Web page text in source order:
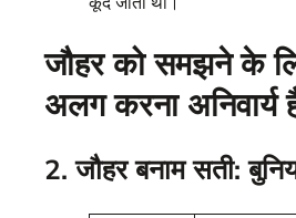
जौहर को समझने के
अलग करना अनिवार्य
2. जौहर बनाम सती: